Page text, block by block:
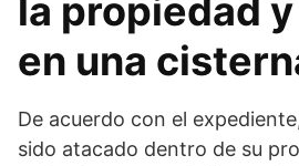
la propiedad
en una
De acuerdo con el
sido atacado dentro de su